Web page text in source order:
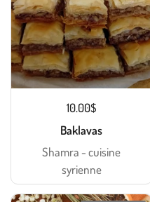
10.00$
Baklavas
Shamra - cuisine
syrienne